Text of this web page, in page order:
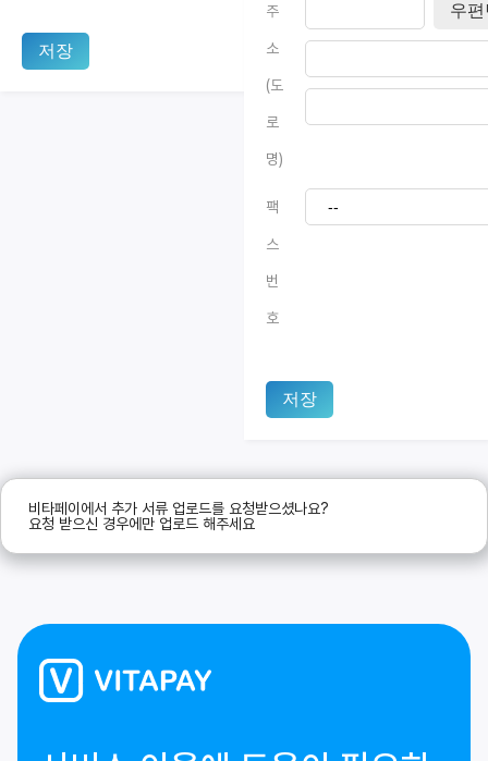
저장
주
소
(도
로
명)
우
팩
스
번
호
저장
비타페이에서 추가 서류 업로드를 요청받으셨나요?
요청 받으신 경우에만 업로드 해주세요